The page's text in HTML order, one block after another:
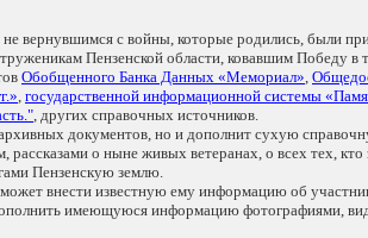
вернувшимся с войны, которые родились, были
Пензенской области, ковавшим Победу в
Обобщенного Банка Данных «Мемориал»,
, государственной информационной системы
, других справочных источников.
документов, но и дополнит сухую
о ныне живых ветеранах, о всех тех,
Пензенскую землю.
внести известную ему информацию об
имеющуюся информацию фотографиями,